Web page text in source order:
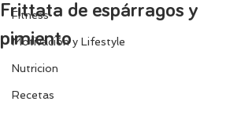
Fitness
Motivación y Lifestyle
Nutricion
Recetas
Frittata de espárragos y
pimiento